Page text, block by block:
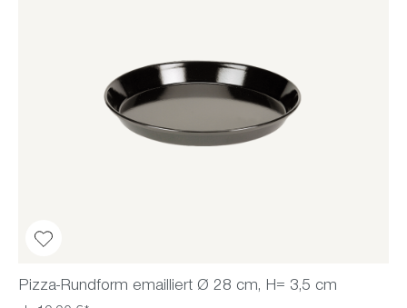
Pizza-Rundform emailliert Ø 28 cm, H= 3,5 cm